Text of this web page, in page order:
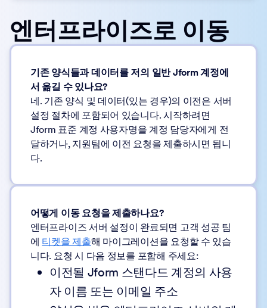
엔터프라이즈로 이동
기존 양식들과 데이터를 저의 일반 Jform 계정에
서 옮길 수 있나요?
네. 기존 양식 및 데이터(있는 경우)의 이전은 서버
설정 절차에 포함되어 있습니다. 시작하려면
Jform 표준 계정 사용자명을 계정 담당자에게 전
달하거나, 지원팀에 이전 요청을 제출하시면 됩니
다.
어떻게 이동 요청을 제출하나요?
엔터프라이즈 서버 설정이 완료되면 고객 성공 팀
에 티켓을 제출해 마이그레이션을 요청할 수 있습
니다. 요청 시 다음 정보를 포함해 주세요:
이전될 Jform 스탠다드 계정의 사용
자 이름 또는 이메일 주소